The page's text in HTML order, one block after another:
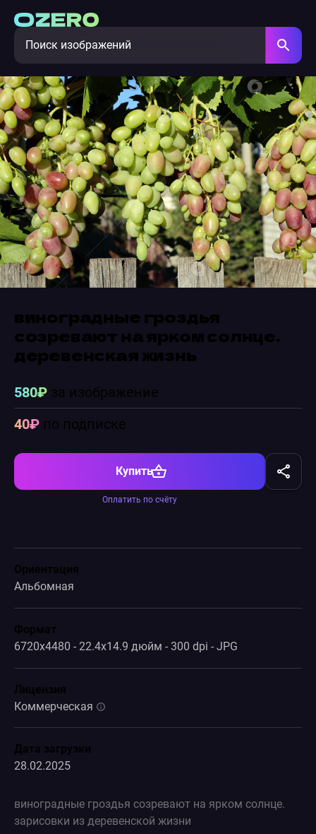
виноградные гроздья
созревают на ярком солнце.
деревенская жизнь
580₽за изображение
40₽по подписке
Купить
Оплатить по счёту
Ориентация
Альбомная
Формат
6720x4480 - 22.4x14.9 дюйм - 300 dpi - JPG
Лицензия
Коммерческая
Дата загрузки
28.02.2025
виноградные гроздья созревают на ярком солнце.
зарисовки из деревенской жизни